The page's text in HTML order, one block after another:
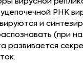
РНК
и
(при
развивается